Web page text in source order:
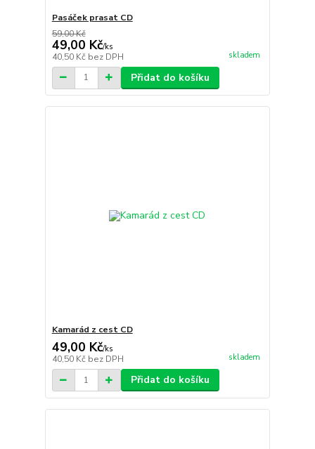
Pasáček prasat CD
59,00 Kč
49,00 Kč/ks
40,50 Kč bez DPH skladem
Přidat do košíku
Kamarád z cest CD
49,00 Kč/ks
40,50 Kč bez DPH skladem
Přidat do košíku